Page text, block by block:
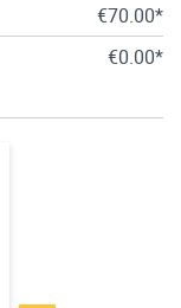
€70.00*
€0.00*